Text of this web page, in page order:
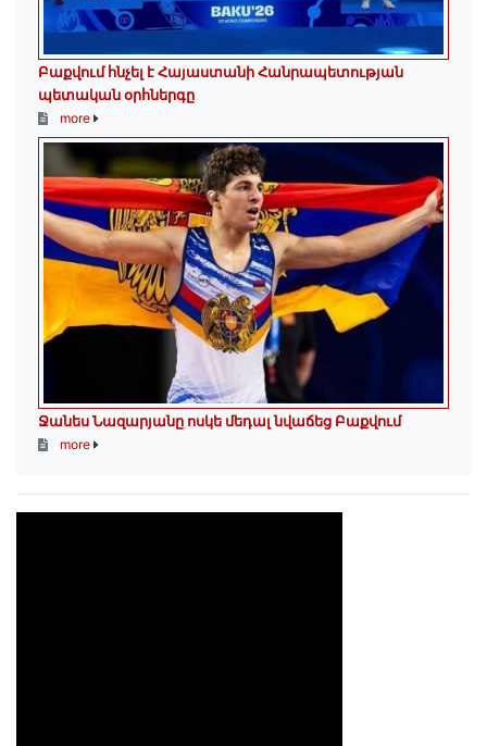
Բաքվում հնչել է Հայաստանի Հանրապետության
պետական օրհներգը
more
Ջանես Նազարյանը ոսկե մեդալ նվաճեց Բաքվում
more